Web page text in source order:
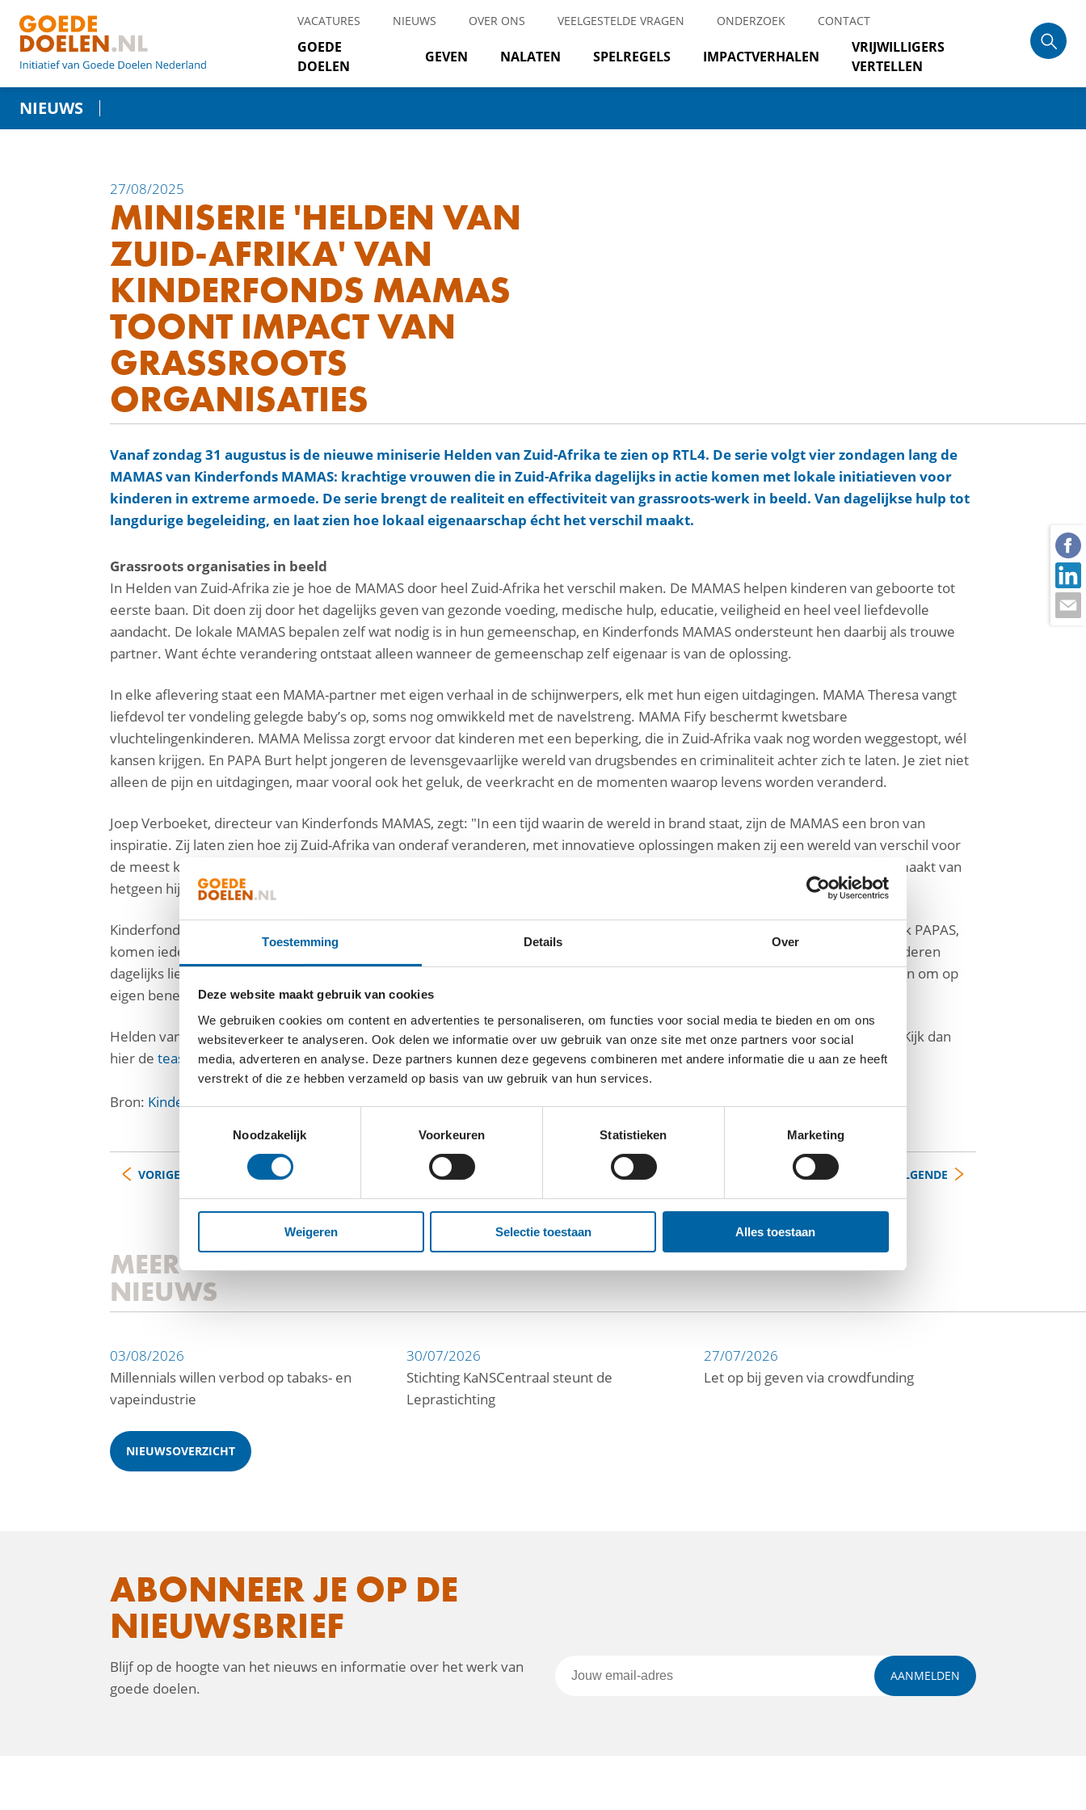
Toestemming Details Over
Deze website maakt gebruik van cookies
We gebruiken cookies om content en advertenties te personaliseren, om functies voor social media te bieden en om ons
websiteverkeer te analyseren. Ook delen we informatie over uw gebruik van onze site met onze partners voor social
media, adverteren en analyse. Deze partners kunnen deze gegevens combineren met andere informatie die u aan ze heeft
verstrekt of die ze hebben verzameld op basis van uw gebruik van hun services.
Noodzakelijk
Voorkeuren Statistieken Marketing
Weigeren Selectie toestaan Alles toestaan
VACATURES NIEUWS OVER ONS VEELGESTELDE VRAGEN ONDERZOEK CONTACT
GOEDE
DOELEN
GEVEN NALATEN SPELREGELS IMPACTVERHALEN
VRIJWILLIGERS
VERTELLEN
NIEUWS
27/08/2025
MINISERIE 'HELDEN VAN
ZUID-AFRIKA' VAN
KINDERFONDS MAMAS
TOONT IMPACT VAN
GRASSROOTS
ORGANISATIES
Vanafzondag 31 augustus is de nieuwe miniserie Helden van Zuid-Afrika te zien op RTL4. De serie volgt vier zondagen lang de
MAMAS van Kinderfonds MAMAS: krachtige vrouwen die in Zuid-Afrika dagelijks in actie komen met lokale initiatieven voor
kinderen in extreme armoede. De serie brengt de realiteit en effectiviteit van grassroots-werk in beeld. Van dagelijkse hulp tot
langdurige begeleiding, en laat zien hoe lokaal eigenaarschap écht het verschil maakt.
Grassroots organisaties in beeld
In Helden van Zuid-Afrika zie je hoe de MAMAS door heel Zuid-Afrika het verschil maken. De MAMAS helpen kinderen van geboorte tot
eerste baan. Dit doen zij door het dagelijks geven van gezonde voeding, medische hulp, educatie, veiligheid en heel veel liefdevolle
aandacht. De lokale MAMAS bepalen zelf wat nodig is in hun gemeenschap, en Kinderfonds MAMAS ondersteunt hen daarbij als trouwe
partner. Want échte verandering ontstaat alleen wanneer de gemeenschap zelf eigenaar is van de oplossing.
In elke aflevering staat een MAMA-partner met eigen verhaal in de schijnwerpers, elk met hun eigen uitdagingen. MAMA Theresa vangt
liefdevol ter vondeling gelegde baby’s op, soms nog omwikkeld met de navelstreng. MAMA Fify beschermt kwetsbare
vluchtelingenkinderen. MAMA Melissa zorgt ervoor dat kinderen met een beperking, die in Zuid-Afrika vaak nog worden weggestopt, wél
kansen krijgen. En PAPA Burt helpt jongeren de levensgevaarlijke wereld van drugsbendes en criminaliteit achter zich te laten. Je ziet niet
alleen de pijn en uitdagingen, maar vooral ook het geluk, de veerkracht en de momenten waarop levens worden veranderd.
Joep Verboeket, directeur van Kinderfonds MAMAS, zegt: "In een tijd waarin de wereld in brand staat, zijn de MAMAS een bron van
inspiratie. Zij laten zien hoe zij Zuid-Afrika van onderaf veranderen, met innovatieve oplossingen maken zij een wereld van verschil voor
de meest kwetsbare kinderen. Zoals oprichter Nelson Mandela zei: “Wat de ene mens onderscheidt van de andere, is wat hij maakt van
hetgeen hij heeft, en niet van wat hem gegeven wordt.””
Kinderfonds MAMAS werkt samen met meer dan 1.900 lokale vrouwen in Zuid-Afrika; de MAMAS. De MAMAS, en inmiddels ook PAPAS,
komen iedere dag zelf in actie voor meer dan 88.000 kinderen die opgroeien in extreme armoede. De MAMAS geven deze kinderen
dagelijks liefdevolle aandacht, gezonde voeding, onderwijs en veiligheid van geboorte tot eerste baan - alles wat zij nodig hebben om op
eigen benen te kunnen staan.
Helden van Zuid-Afrika is vanaf 31 augustus vier zondagen op rij om 17:00 uur te zien bij RTL4. En wil je nu al een voorproefje? Kijk dan
hier de teaser van aflevering 1 , Loslaten uit liefde!
Bron: Kinderfonds MAMAS
VORIGE VOLGENDE
MEER
NIEUWS
03/08/2026
Millennials willen verbod op tabaks- en
vapeindustrie
30/07/2026
Stichting KaNSCentraal steunt de
Leprastichting
27/07/2026
Let op bij geven via crowdfunding
NIEUWSOVERZICHT
ABONNEER JE OP DE
NIEUWSBRIEF
Blijf op de hoogte van het nieuws en informatie over het werk van
goede doelen.
AANMELDEN
linkedin
mail